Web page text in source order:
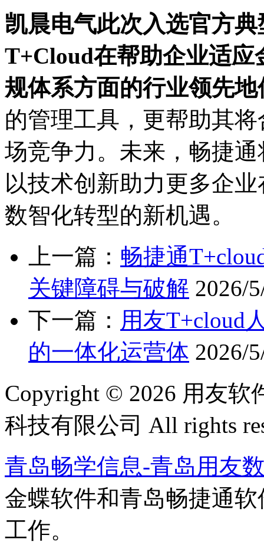
凯晨电气此次入选官方
T+Cloud在帮助企业适
规体系方面的行业领先地
的管理工具，更帮助其
场竞争力。未来，畅捷
以技术创新助力更多企
数智化转型的新机遇。
上一篇： 畅捷通
关键障碍与破解 2026/
下一篇： 用友T+cloud
的一体化运营体 2026/
Copyright © 2026 用友
科技有限公司 All rights
青岛畅学信息-青岛用友
金蝶软件和青岛畅捷通
工作。